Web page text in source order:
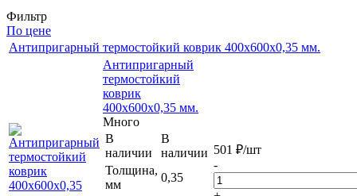
Фильтр
По цене
Антипригарный термостойкий коврик 400х600х0,35 мм.
Антипригарный
термостойкий
коврик
400х600х0,35 мм.
Много
В
наличии
В
наличии
Толщина,
мм
0,35
501 ₽/шт
-